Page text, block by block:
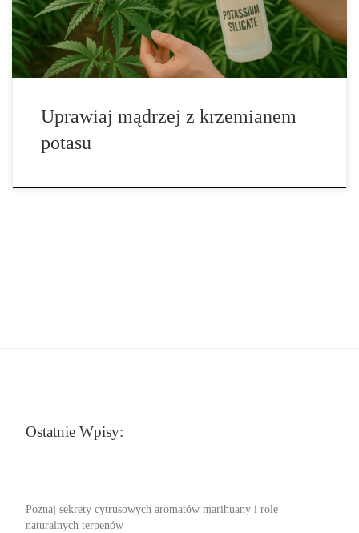
sposób na zabezpieczenie upraw […]
Uprawiaj mądrzej z krzemianem
potasu
Ostatnie Wpisy:
Poznaj sekrety cytrusowych aromatów marihuany i rolę
naturalnych terpenów